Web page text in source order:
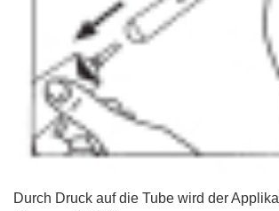
Durch Druck auf die Tube wird der